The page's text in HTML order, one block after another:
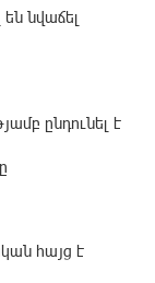
նվաճել
ընդունել է
հայց է